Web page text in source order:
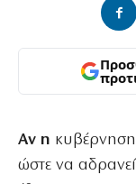
Αν η κυβέρνηση
ώστε να